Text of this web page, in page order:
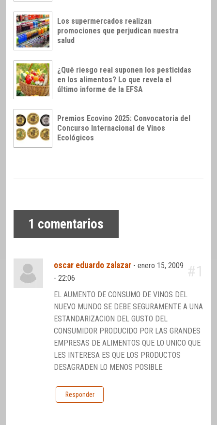
Los supermercados realizan
promociones que perjudican nuestra
salud
¿Qué riesgo real suponen los pesticidas
en los alimentos? Lo que revela el
último informe de la EFSA
Premios Ecovino 2025: Convocatoria del
Concurso Internacional de Vinos
Ecológicos
1 comentarios
oscar eduardo zalazar -enero 15, 2009
- 22:06
#1
EL AUMENTO DE CONSUMO DE VINOS DEL
NUEVO MUNDO SE DEBE SEGURAMENTE A UNA
ESTANDARIZACION DEL GUSTO DEL
CONSUMIDOR PRODUCIDO POR LAS GRANDES
EMPRESAS DE ALIMENTOS QUE LO UNICO QUE
LES INTERESA ES QUE LOS PRODUCTOS
DESAGRADEN LO MENOS POSIBLE.
Responder